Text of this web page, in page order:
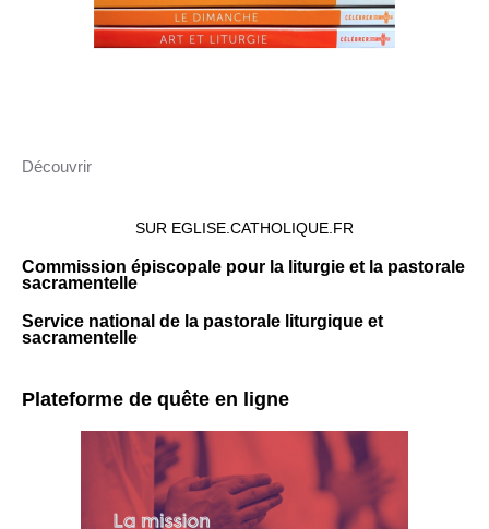
Découvrir
SUR EGLISE.CATHOLIQUE.FR
Commission épiscopale pour la liturgie et la pastorale
sacramentelle
Service national de la pastorale liturgique et
sacramentelle
Plateforme de quête en ligne